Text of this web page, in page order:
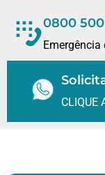
0800
Emergência
CLIQUE